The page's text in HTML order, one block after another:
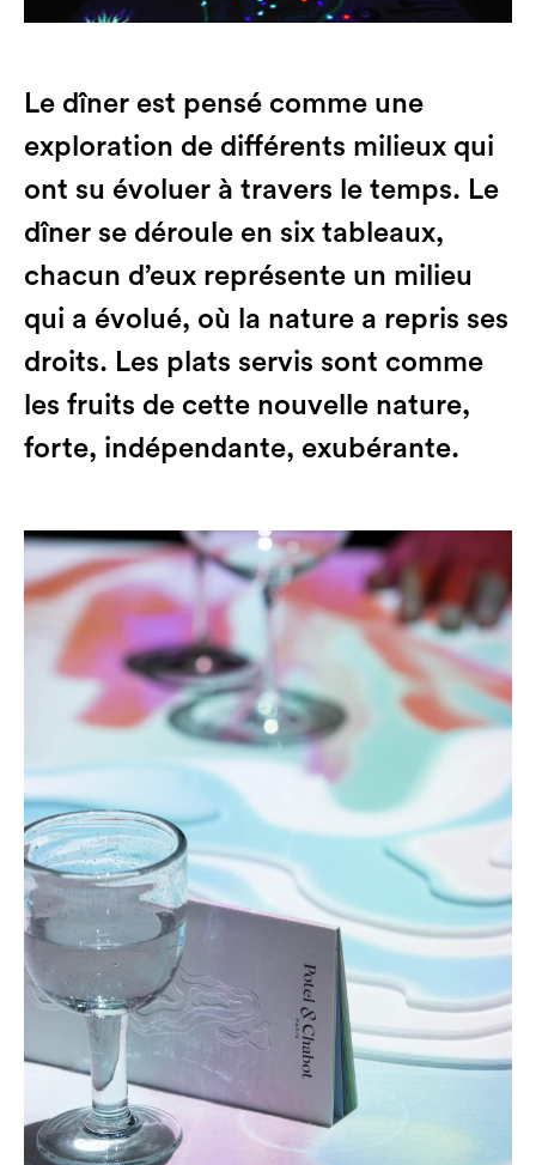
Le dîner est pensé comme une
exploration de différents milieux qui
ont su évoluer à travers le temps. Le
dîner se déroule en six tableaux,
chacun d’eux représente un milieu
qui a évolué, où la nature a repris ses
droits. Les plats servis sont comme
les fruits de cette nouvelle nature,
forte, indépendante, exubérante.